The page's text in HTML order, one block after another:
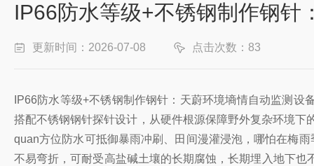
IP66防水等级+不锈钢制作钢针
更新时间：2026-07-08 点击次数：83
IP66防水等级+不锈钢制作钢针：天蔚环境墒情自动监测
搭配不锈钢钢针探针设计，从硬件根源保障野外复杂环境
quan方位防水可抵御暴雨冲刷、田间漫灌浸泡，哪怕在梅
不易弯折，可耐受高盐碱土壤的长期腐蚀，长期埋入地下